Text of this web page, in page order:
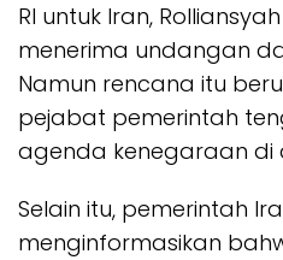
RI untuk Iran,
menerima undangan
Namun rencana itu
pejabat pemerintah
agenda kenegaraan di
Selain itu, pemerintah
menginformasikan